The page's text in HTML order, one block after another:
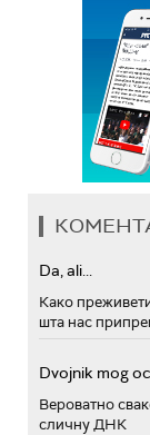
Da, ali...
Како
шта нас
Dvojnik mog
Вероватно
сличну ДНК